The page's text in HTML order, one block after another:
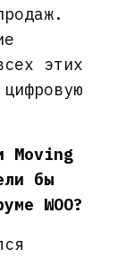
этих
Moving
бы
WOO?